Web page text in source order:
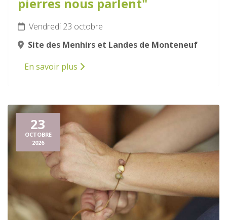
pierres nous parlent"
Vendredi 23 octobre
Site des Menhirs et Landes de Monteneuf
En savoir plus
23
OCTOBRE
2026